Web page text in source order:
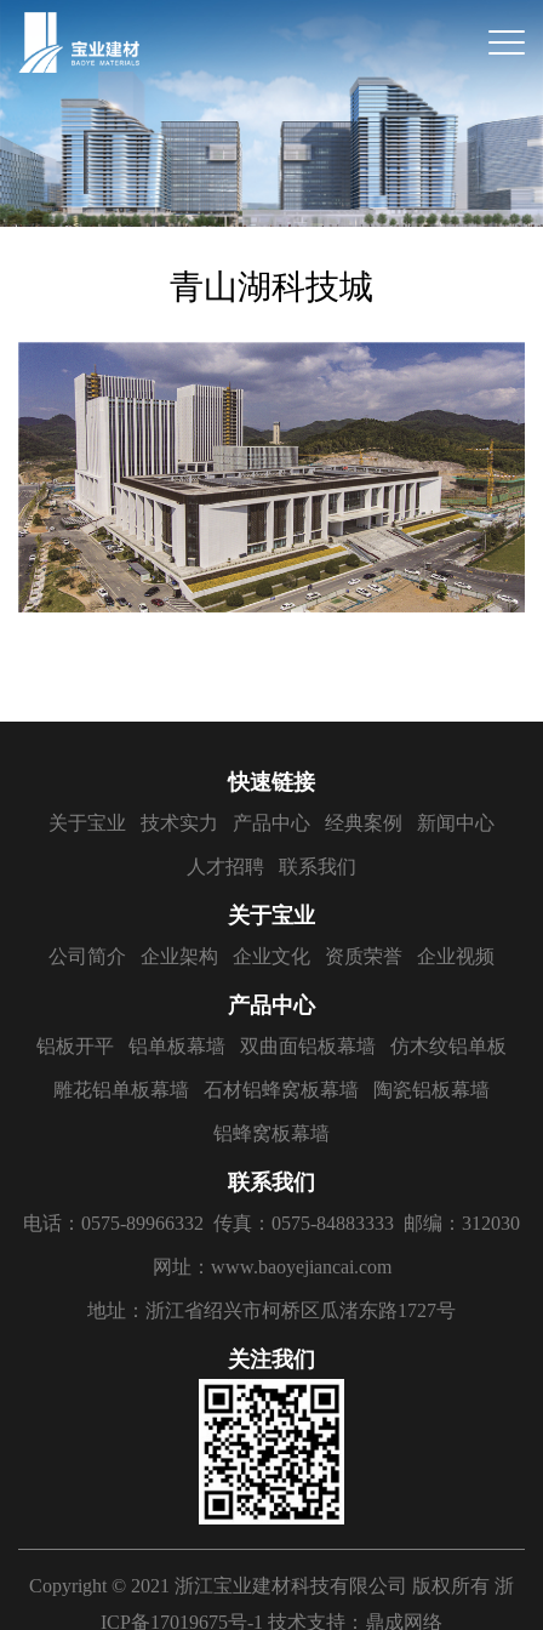
青山湖科技城
快速链接
关于宝业 技术实力 产品中心 经典案例 新闻中心
人才招聘 联系我们
关于宝业
公司简介 企业架构 企业文化 资质荣誉 企业视频
产品中心
铝板开平 铝单板幕墙 双曲面铝板幕墙 仿木纹铝单板
雕花铝单板幕墙 石材铝蜂窝板幕墙 陶瓷铝板幕墙
铝蜂窝板幕墙
联系我们
电话：0575-89966332 传真：0575-84883333 邮编：312030
网址：www.baoyejiancai.com
地址：浙江省绍兴市柯桥区瓜渚东路1727号
关注我们
Copyright © 2021 浙江宝业建材科技有限公司 版权所有 浙
ICP备17019675号-1 技术支持： 鼎成网络